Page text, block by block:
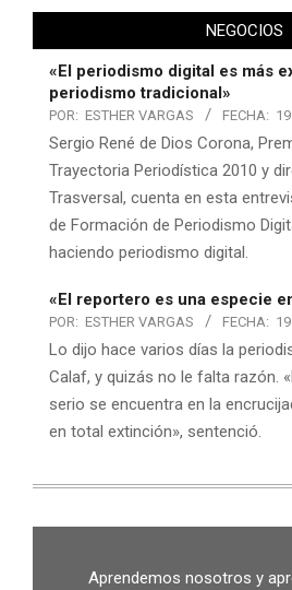
NEGOCIOS
«El periodismo digital es más
periodismo tradicional»
POR: ESTHER VARGAS FECHA:
Sergio René de Dios Corona,
Trayectoria Periodística 2010 y
Trasversal, cuenta en esta
de Formación de Periodismo
haciendo periodismo digital.
«El reportero es una especie
POR: ESTHER VARGAS FECHA:
Lo dijo hace varios días la
Calaf, y quizás no le falta razón.
serio se encuentra en la
en total extinción», sentenció.
Aprendemos nosotros y